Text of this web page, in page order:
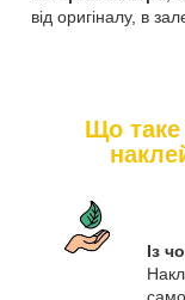
від оригіналу, в
Що таке
Із